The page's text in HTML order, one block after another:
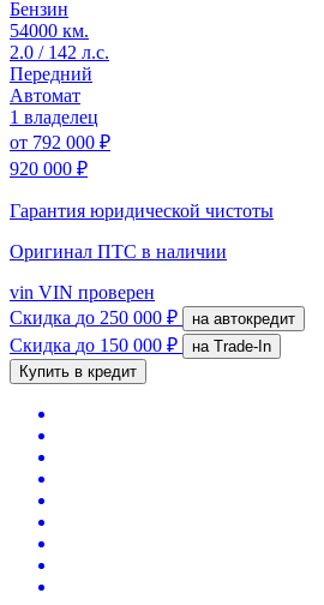
Бензин
54000 км.
2.0 / 142 л.с.
Передний
Автомат
1 владелец
от 792 000 ₽
920 000 ₽
Гарантия юридической чистоты
Оригинал ПТС в наличии
vin VIN проверен
Скидка до 250 000 ₽ на автокредит
Скидка до 150 000 ₽
на Trade-In
Купить в кредит